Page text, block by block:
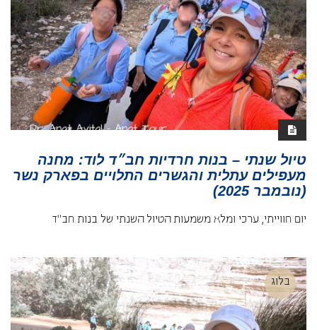
טיול שנתי – בנות חרדיות חב״ד לוד: מחנה
מעפילים עתלית והגשרים התלויים בפארק נשר
(נובמבר 2025)
יום חווייתי, ערכי ומלא משמעות הטיול השנתי של בנות חב״ד
בלוג